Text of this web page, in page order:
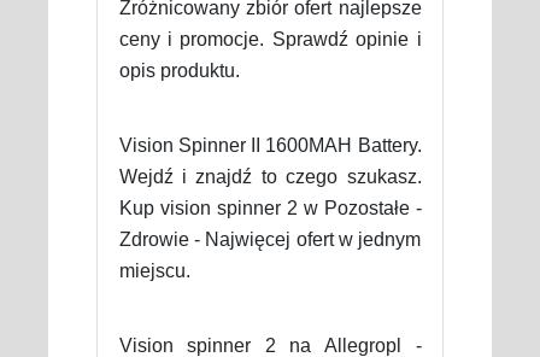
Zróżnicowany zbiór ofert najlepsze
ceny i promocje. Sprawdź opinie i
opis produktu.
Vision Spinner II 1600MAH Battery.
Wejdź i znajdź to czego szukasz.
Kup vision spinner 2 w Pozostałe -
Zdrowie - Najwięcej ofert w jednym
miejscu.
Vision spinner 2 na Allegropl -